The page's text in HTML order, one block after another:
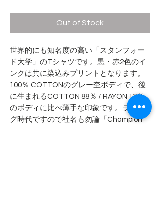
Out of Stock
世界的にも知名度の高い「スタンフォー
ド大学」のTシャツです。黒・赤2色のイ
ンクは共に染込みプリントとなります。
100％ COTTONのグレー杢ボディで、後
に生まれるCOTTON 88％ / RAYON 12％
のボディに比べ薄手な印象です。ランタ
グ時代ですので社名も勿論「Champion